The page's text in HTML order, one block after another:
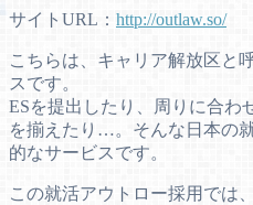
サイトURL： http://outlaw.so/
こちらは、キャリア解放区と
スです。
ESを提出したり、周りに合わ
を揃えたり…。そんな日本の
的なサービスです。
この就活アウトロー採用では